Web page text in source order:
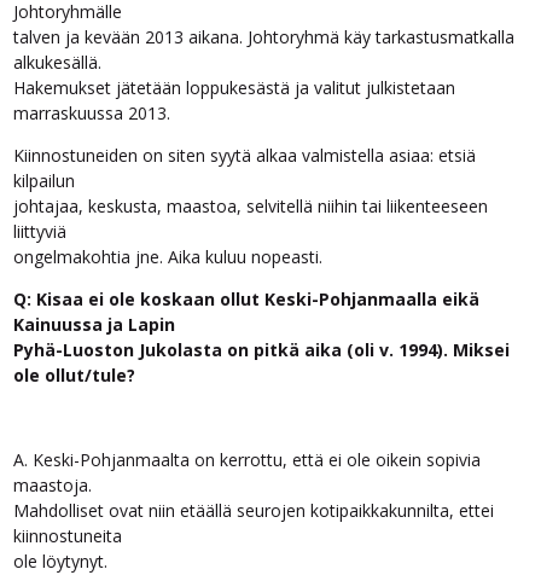
Johtoryhmälle
talven ja kevään 2013 aikana. Johtoryhmä käy tarkastusmatkalla
alkukesällä.
Hakemukset jätetään loppukesästä ja valitut julkistetaan
marraskuussa 2013.
Kiinnostuneiden on siten syytä alkaa valmistella asiaa: etsiä
kilpailun
johtajaa, keskusta, maastoa, selvitellä niihin tai liikenteeseen
liittyviä
ongelmakohtia jne. Aika kuluu nopeasti.
Q: Kisaa ei ole koskaan ollut Keski-Pohjanmaalla eikä
Kainuussa ja Lapin
Pyhä-Luoston Jukolasta on pitkä aika (oli v. 1994). Miksei
ole ollut/tule?
A. Keski-Pohjanmaalta on kerrottu, että ei ole oikein sopivia
maastoja.
Mahdolliset ovat niin etäällä seurojen kotipaikkakunnilta, ettei
kiinnostuneita
ole löytynyt.